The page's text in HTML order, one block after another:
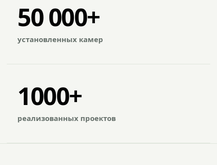
50 000+
установленных камер
1000+
реализованных проектов